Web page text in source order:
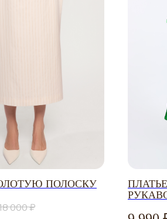
ПОЛОСКУ
000
О НОВИНКАХ И
политикой